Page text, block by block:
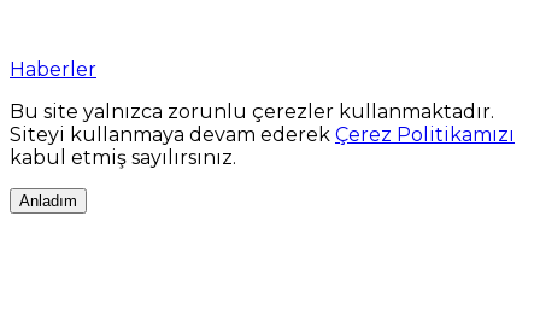
Haberler
Bu site yalnızca zorunlu çerezler kullanmaktadır.
Siteyi kullanmaya devam ederek Çerez Politikamızı
kabul etmiş sayılırsınız.
Anladım